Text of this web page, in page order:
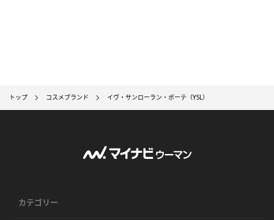
トップ コスメブランド イヴ・サンローラン・ボーテ（YSL）
カテゴリー